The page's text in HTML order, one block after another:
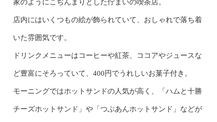
家のようにこぢんまりとした佇まいの喫茶店。
店内にはいくつもの絵が飾られていて、おしゃれで落ち着
いた雰囲気です。
ドリンクメニューはコーヒーや紅茶、ココアやジュースな
ど豊富にそろっていて、400円でうれしいお菓子付き。
モーニングではホットサンドの人気が高く、「ハムと十勝
チーズホットサンド」や「つぶあんホットサンド」などが